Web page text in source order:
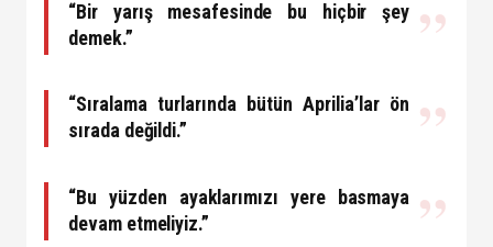
“Bir yarış mesafesinde bu hiçbir şey
demek.”
“Sıralama turlarında bütün Aprilia’lar ön
sırada değildi.”
“Bu yüzden ayaklarımızı yere basmaya
devam etmeliyiz.”